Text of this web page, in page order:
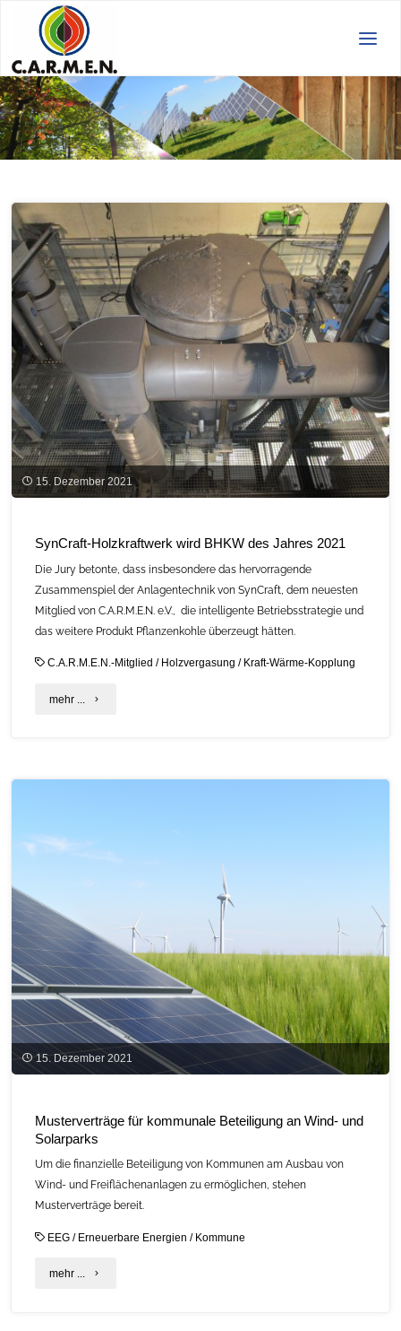
15. Dezember 2021
SynCraft-Holzkraftwerk wird BHKW des Jahres 2021
Die Jury betonte, dass insbesondere das hervorragende
Zusammenspiel der Anlagentechnik von SynCraft, dem neuesten
Mitglied von C.A.R.M.E.N. e.V., die intelligente Betriebsstrategie und
das weitere Produkt Pflanzenkohle überzeugt hätten.
C.A.R.M.E.N.-Mitglied / Holzvergasung / Kraft-Wärme-Kopplung
mehr ... "SynCraft-
15. Dezember 2021
Musterverträge für kommunale Beteiligung an Wind- und
Solarparks
Um die finanzielle Beteiligung von Kommunen am Ausbau von
Wind- und Freiflächenanlagen zu ermöglichen, stehen
Musterverträge bereit.
EEG / Erneuerbare Energien / Kommune
mehr ... "Musterverträge